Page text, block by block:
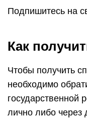
Подпишитесь на
Как
Чтобы получить
необходимо
государственной
лично либо через